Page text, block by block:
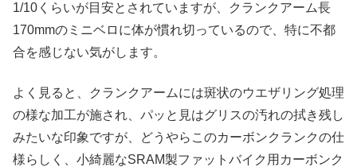
1/10くらいが目安とされていますが、クランクアーム長
170mmのミニベロに体が慣れ切っているので、特に不都
合を感じない気がします。
よく見ると、クランクアームには斑状のウエザリング処理
の様な加工が施され、パッと見はグリスの汚れの拭き残し
みたいな印象ですが、どうやらこのカーボンクランクの仕
様らしく、小綺麗なSRAM製ファットバイク用カーボンク